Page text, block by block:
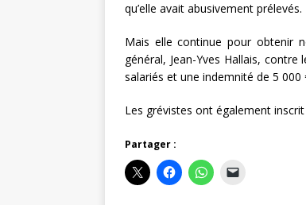
qu’elle avait abusivement prélevés.
Mais elle continue pour obtenir
général, Jean-Yves Hallais,
salariés et une indemnité de 5 000
Les grévistes ont également
Partager :